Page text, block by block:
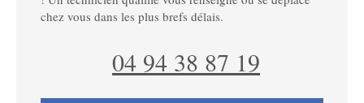
chez vous dans les plus brefs délais.
04 94 38 87 19